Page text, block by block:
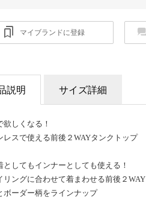
マイブランドに登録
説明 サイズ詳細
欲しくなる！
レスで使える前後２WAYタンクトップ
としてもインナーとしても使える！
リングに合わせて着まわせる前後２WAY
ボーダー柄をラインナップ